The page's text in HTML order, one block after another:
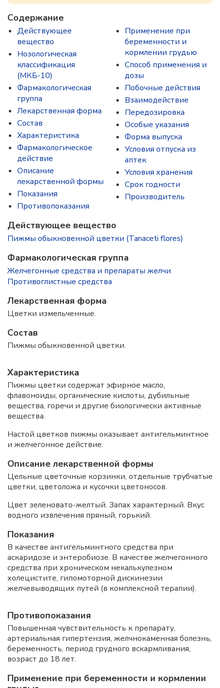
Содержание
Действующее
вещество
Нозологическая
классификация
(МКБ-10)
Фармакологическая
группа
Лекарственная форма
Состав
Характеристика
Фармакологическое
действие
Описание
лекарственной формы
Показания
Противопоказания
Применение при
беременности и
кормлении грудью
Способ применения и
дозы
Побочные действия
Взаимодействие
Передозировка
Особые указания
Форма выпуска
Условия отпуска из
аптек
Условия хранения
Срок годности
Производитель
Действующее вещество
Пижмы обыкновенной цветки (Tanaceti flores)
Фармакологическая группа
Желчегонные средства и препараты желчи
Противоглистные средства
Лекарственная форма
Цветки измельченные.
Состав
Пижмы обыкновенной цветки.
Характеристика
Пижмы цветки содержат эфирное масло,
флавоноиды, органические кислоты, дубильные
вещества, горечи и другие биологически активные
вещества.
Настой цветков пижмы оказывает антигельминтное
и желчегонное действие.
Описание лекарственной формы
Цельные цветочные корзинки, отдельные трубчатые
цветки, цветоложа и кусочки цветоносов.
Цвет зеленовато-желтый. Запах характерный. Вкус
водного извлечения пряный, горький.
Показания
В качестве антигельминтного средства при
аскаридозе и энтеробиозе. В качестве желчегонного
средства при хроническом некалькулезном
холецистите, гипомоторной дискинезии
желчевыводящих путей (в комплексной терапии).
Противопоказания
Повышенная чувствительность к препарату,
артериальная гипертензия, желчнокаменная болезнь,
беременность, период грудного вскармливания,
возраст до 18 лет.
Применение при беременности и кормлении